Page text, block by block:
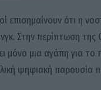
επισημαίνουν ότι η
Στην περίπτωση
μόνο μια αγάπη για
ψηφιακή παρουσία